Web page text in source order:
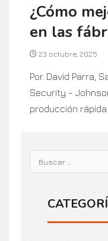
¿Cómo
en las
23 octubre, 2025
Por. David Parra,
Security -
producción rápida